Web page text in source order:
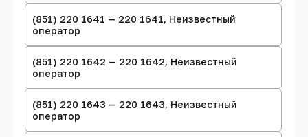
(851) 220 1641 — 220 1641, Неизвестный
оператор
(851) 220 1642 — 220 1642, Неизвестный
оператор
(851) 220 1643 — 220 1643, Неизвестный
оператор